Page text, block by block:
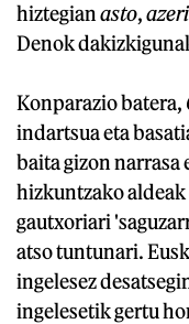
hiztegianasto,azeri
Denok
Konparazio batera,
indartsua eta
baita gizon
hizkuntzako
gautxoriari
atso tuntunari.
ingelesez
ingelesetik gertu